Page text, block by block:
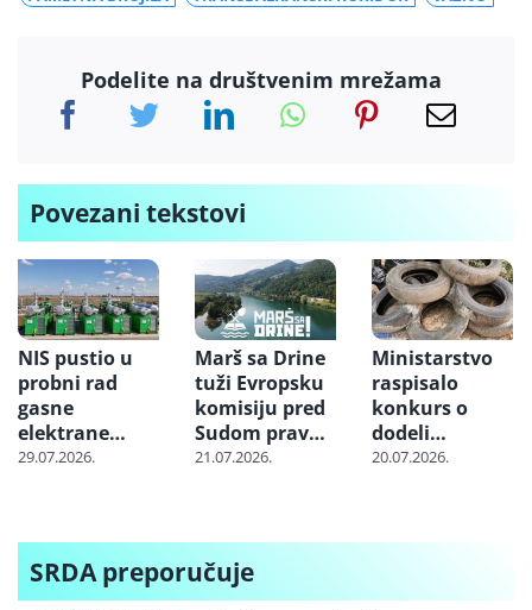
Podelite na društvenim mrežama
Povezani tekstovi
NIS pustio u
probni rad
gasne
elektrane
“Banatsko
29.07.2026.
Marš sa Drine
tuži Evropsku
komisiju pred
Sudom pravde
EU zbog
21.07.2026.
Ministarstvo
raspisalo
konkurs o
dodeli
podsticaja
20.07.2026.
SRDA preporučuje